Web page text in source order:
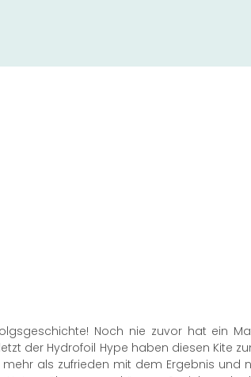
Noch nie zuvor hat ein
der Hydrofoil Hype haben diesen Kite
als zufrieden mit dem Ergebnis und